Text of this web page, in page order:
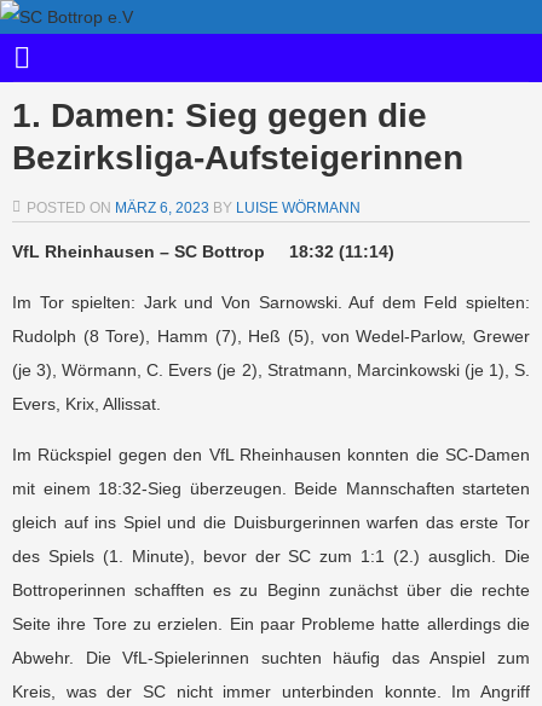
1. Damen: Sieg gegen die
Bezirksliga-Aufsteigerinnen
POSTED ON MÄRZ 6, 2023 BY LUISE WÖRMANN
VfL Rheinhausen – SC Bottrop 18:32 (11:14)
Im Tor spielten: Jark und Von Sarnowski. Auf dem Feld spielten:
Rudolph (8 Tore), Hamm (7), Heß (5), von Wedel-Parlow, Grewer
(je 3), Wörmann, C. Evers (je 2), Stratmann, Marcinkowski (je 1), S.
Evers, Krix, Allissat.
Im Rückspiel gegen den VfL Rheinhausen konnten die SC-Damen
mit einem 18:32-Sieg überzeugen. Beide Mannschaften starteten
gleich auf ins Spiel und die Duisburgerinnen warfen das erste Tor
des Spiels (1. Minute), bevor der SC zum 1:1 (2.) ausglich. Die
Bottroperinnen schafften es zu Beginn zunächst über die rechte
Seite ihre Tore zu erzielen. Ein paar Probleme hatte allerdings die
Abwehr. Die VfL-Spielerinnen suchten häufig das Anspiel zum
Kreis, was der SC nicht immer unterbinden konnte. Im Angriff